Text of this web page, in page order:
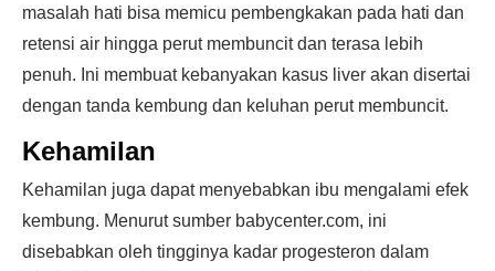
masalah hati bisa memicu pembengkakan pada hati dan
retensi air hingga perut membuncit dan terasa lebih
penuh. Ini membuat kebanyakan kasus liver akan disertai
dengan tanda kembung dan keluhan perut membuncit.
Kehamilan
Kehamilan juga dapat menyebabkan ibu mengalami efek
kembung. Menurut sumber babycenter.com, ini
disebabkan oleh tingginya kadar progesteron dalam